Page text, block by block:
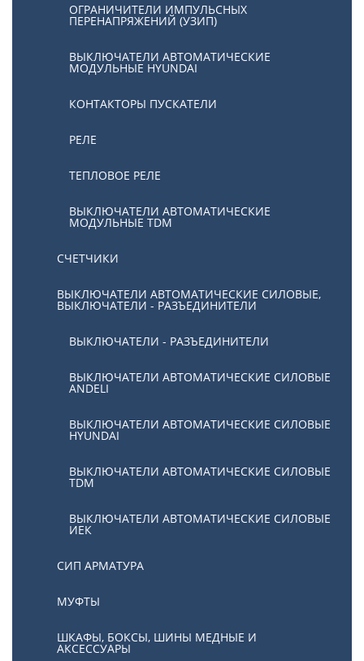
ОГРАНИЧИТЕЛИ ИМПУЛЬСНЫХ
ПЕРЕНАПРЯЖЕНИЙ (УЗИП)
ВЫКЛЮЧАТЕЛИ АВТОМАТИЧЕСКИЕ
МОДУЛЬНЫЕ HYUNDAI
КОНТАКТОРЫ ПУСКАТЕЛИ
РЕЛЕ
ТЕПЛОВОЕ РЕЛЕ
ВЫКЛЮЧАТЕЛИ АВТОМАТИЧЕСКИЕ
МОДУЛЬНЫЕ TDM
СЧЕТЧИКИ
ВЫКЛЮЧАТЕЛИ АВТОМАТИЧЕСКИЕ СИЛОВЫЕ,
ВЫКЛЮЧАТЕЛИ - РАЗЪЕДИНИТЕЛИ
ВЫКЛЮЧАТЕЛИ - РАЗЪЕДИНИТЕЛИ
ВЫКЛЮЧАТЕЛИ АВТОМАТИЧЕСКИЕ СИЛОВЫЕ
ANDELI
ВЫКЛЮЧАТЕЛИ АВТОМАТИЧЕСКИЕ СИЛОВЫЕ
HYUNDAI
ВЫКЛЮЧАТЕЛИ АВТОМАТИЧЕСКИЕ СИЛОВЫЕ
TDM
ВЫКЛЮЧАТЕЛИ АВТОМАТИЧЕСКИЕ СИЛОВЫЕ
ИЕК
СИП АРМАТУРА
МУФТЫ
ШКАФЫ, БОКСЫ, ШИНЫ МЕДНЫЕ И
АКСЕССУАРЫ